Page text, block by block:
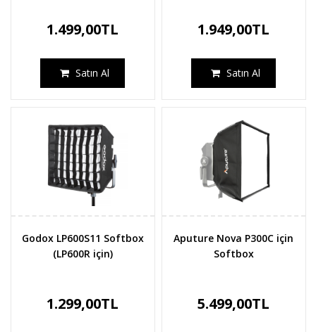
1.499,00TL
Satın Al
1.949,00TL
Satın Al
Godox LP600S11 Softbox
(LP600R için)
1.299,00TL
Aputure Nova P300C için
Softbox
5.499,00TL